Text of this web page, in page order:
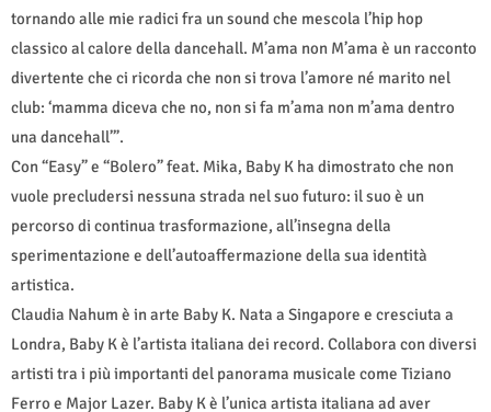
tornando alle mie radici fra un sound che mescola l’hip hop
classico al calore della dancehall. M’ama non M’ama è un racconto
divertente che ci ricorda che non si trova l’amore né marito nel
club: ‘mamma diceva che no, non si fa m’ama non m’ama dentro
una dancehall’”.
Con “Easy” e “Bolero” feat. Mika, Baby K ha dimostrato che non
vuole precludersi nessuna strada nel suo futuro: il suo è un
percorso di continua trasformazione, all’insegna della
sperimentazione e dell’autoaffermazione della sua identità
artistica.
Claudia Nahum è in arte Baby K. Nata a Singapore e cresciuta a
Londra, Baby K è l’artista italiana dei record. Collabora con diversi
artisti tra i più importanti del panorama musicale come Tiziano
Ferro e Major Lazer. Baby K è l’unica artista italiana ad aver